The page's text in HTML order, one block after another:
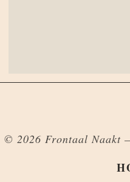
© 2026 Frontaal Naakt